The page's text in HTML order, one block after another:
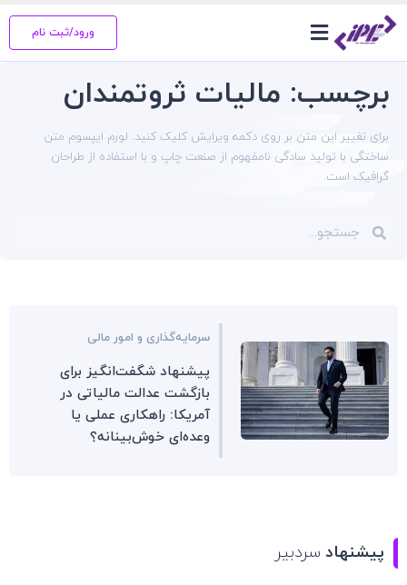
ورود/ثبت نام
برچسب: مالیات ثروتمندان
برای تغییر این متن بر روی دکمه ویرایش کلیک کنید. لورم ایپسوم متن
ساختگی با تولید سادگی نامفهوم از صنعت چاپ و با استفاده از طراحان
گرافیک است.
سرمایه‌گذاری و امور مالی
پیشنهاد شگفت‌انگیز برای
بازگشت عدالت مالیاتی در
آمریکا: راهکاری عملی یا
وعده‌ای خوش‌بینانه؟
پیشنهاد سردبیر